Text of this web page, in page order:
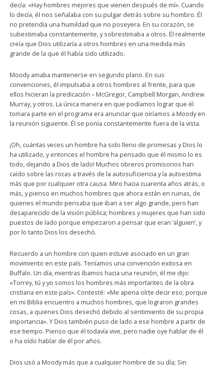
decía: «Hay hombres mejores que vienen después de mí». Cuando
lo decía, él nos señalaba con su pulgar detrás sobre su hombro. Él
no pretendía una humildad que no poseyera. En su corazón, se
subestimaba constantemente, y sobrestimaba a otros. Él realmente
creía que Dios utilizaría a otros hombres en una medida más
grande de la que él había sido utilizado.
Moody amaba mantenerse en segundo plano. En sus
convenciones, él impulsaba a otros hombres al frente, para que
ellos hicieran la predicación – McGregor, Campbell Morgan, Andrew
Murray, y otros. La única manera en que podíamos lograr que él
tomara parte en el programa era anunciar que oiríamos a Moody en
la reunión siguiente. Él se ponía constantemente fuera de la vista.
¡Oh, cuántas veces un hombre ha sido lleno de promesas y Dios lo
ha utilizado, y entonces el hombre ha pensado que él mismo lo es
todo, dejando a Dios de lado! Muchos obreros promisorios han
caído sobre las rocas a través de la autosuficiencia y la autoestima
más que por cualquier otra causa. Miro hacia cuarenta años atrás, o
más, y pienso en muchos hombres que ahora están en ruinas, de
quienes el mundo pensaba que iban a ser algo grande, pero han
desaparecido de la visión pública; hombres y mujeres que han sido
puestos de lado porque empezaron a pensar que eran ‘alguien’, y
por lo tanto Dios los desechó.
Recuerdo a un hombre con quien estuve asociado en un gran
movimiento en este país. Teníamos una convención exitosa en
Buffalo. Un día, mientras íbamos hacia una reunión, él me dijo:
«Torrey, tú y yo somos los hombres más importantes de la obra
cristiana en este país». Contesté: «Me apena oírte decir eso; porque
en mi Biblia encuentro a muchos hombres, que lograron grandes
cosas, a quienes Dios desechó debido al sentimiento de su propia
importancia». Y Dios también puso de lado a ese hombre a partir de
ese tiempo. Pienso que él todavía vive, pero nadie oye hablar de él
o ha oído hablar de él por años.
Dios usó a Moody más que a cualquier hombre de su día; Sin